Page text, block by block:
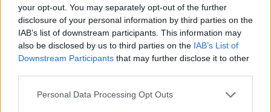
your opt-out. You may separately opt-out of the further
disclosure of your personal information by third parties on the
IAB’s list of downstream participants. This information may
also be disclosed by us to third parties on the IAB’s List of
Downstream Participants that may further disclose it to other
Personal Data Processing Opt Outs